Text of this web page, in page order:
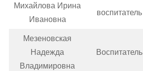
Михайлова Ирина
Ивановна
воспитатель
Мезеновская
Надежда
Владимировна
Воспитатель